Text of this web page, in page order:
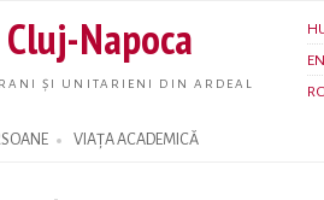
Napoca
ȘI UNITARIENI DIN ARDEAL
EN
VIAȚA ACADEMICĂ